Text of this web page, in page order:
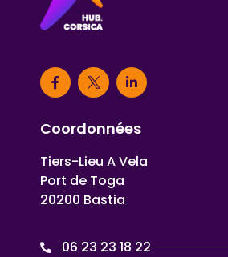
Coordonnées
Tiers-Lieu A Vela
Port de Toga
20200 Bastia
06 23 23 18 22